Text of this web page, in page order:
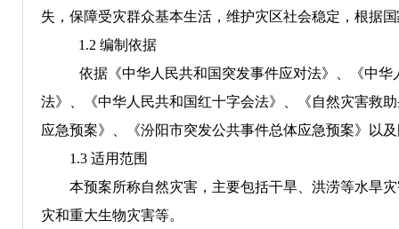
失，保障受灾群众基本生活，维护灾区社会稳定， 根据
1.2 编制依据
依据《中华人民共和国突发事件应对法》、
《中华
法》、《中华人民共和国红十字会法》、
《自然灾害救
应急预案》、 《汾阳市突发公共事件总体应急预案》以
1.3 适用范围
本预案所称自然灾害，主要包括干旱、洪涝等水旱
灾和重大生物灾害等。